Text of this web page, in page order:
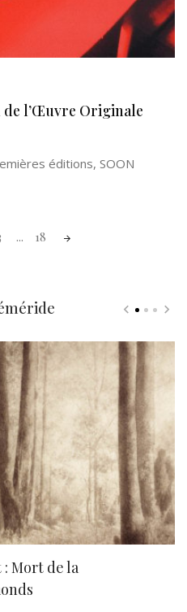
de l’Œuvre Originale
éditions, SOON
... 18
: Mort de la